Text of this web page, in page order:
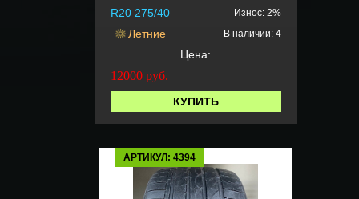
R20 275/40 Износ: 2%
Летние В наличии: 4
Цена:
12000 руб.
КУПИТЬ
АРТИКУЛ: 4394